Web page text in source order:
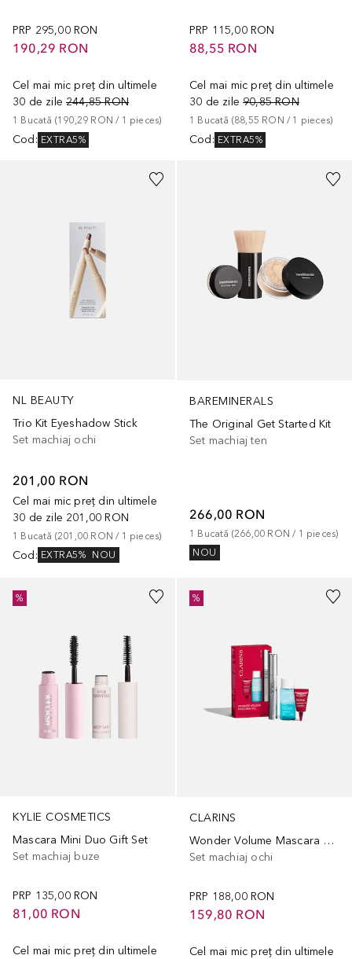
PRP 295,00 RON
190,29 RON
Cel mai mic preț din ultimele
30 de zile 244,85 RON
1 Bucată (190,29 RON / 1 pieces)
Cod: EXTRA5%
PRP 115,00 RON
88,55 RON
Cel mai mic preț din ultimele
30 de zile 90,85 RON
1 Bucată (88,55 RON / 1 pieces)
Cod: EXTRA5%
NL BEAUTY
Trio Kit Eyeshadow Stick
Set machiaj ochi
201,00 RON
Cel mai mic preț din ultimele
30 de zile 201,00 RON
1 Bucată (201,00 RON / 1 pieces)
Cod : EXTRA5% NOU
BAREMINERALS
The Original Get Started Kit
Set machiaj ten
266,00 RON
1 Bucată (266,00 RON / 1 pieces)
NOU
KYLIE COSMETICS
Mascara Mini Duo Gift Set
Set machiaj buze
PRP 135,00 RON
81,00 RON
Cel mai mic preț din ultimele
%
CLARINS
Wonder Volume Mascara Gift Set
Set machiaj ochi
PRP 188,00 RON
159,80 RON
Cel mai mic preț din ultimele
%